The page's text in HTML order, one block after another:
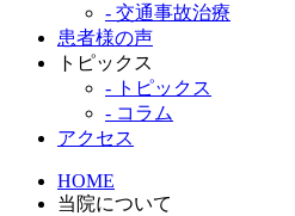
- 交通事故治療
患者様の声
トピックス
- トピックス
- コラム
アクセス
HOME
当院について